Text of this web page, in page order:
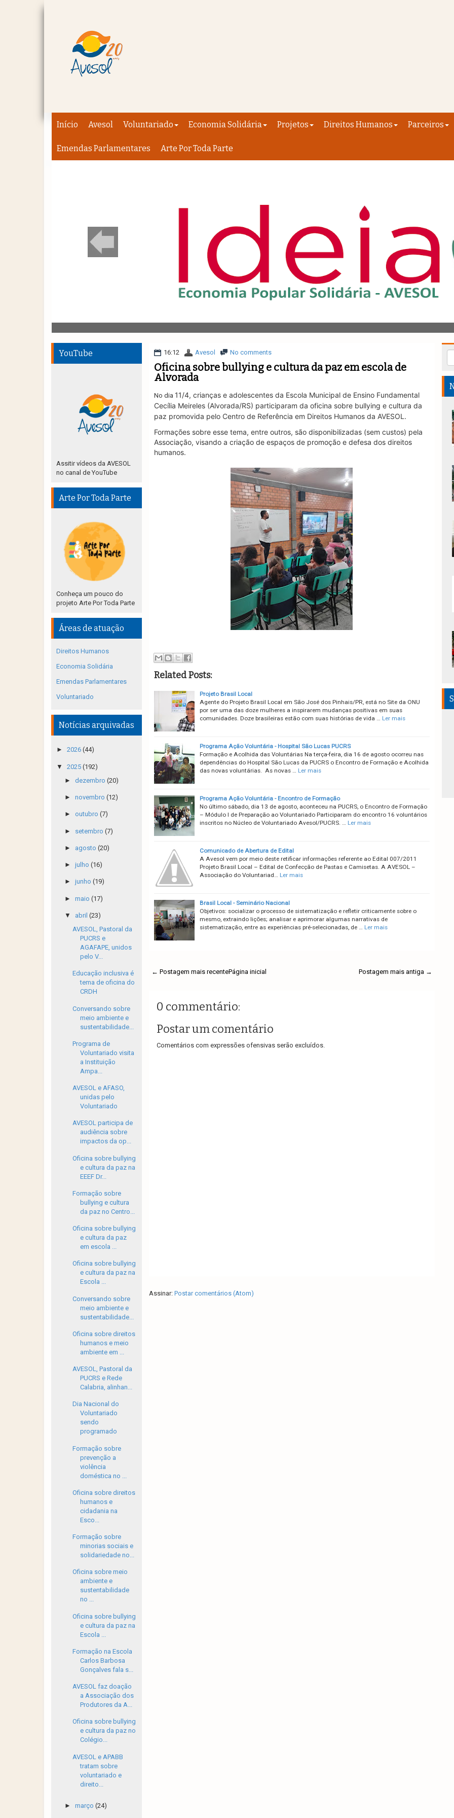
Início Avesol Voluntariado Economia Solidária Projetos Direitos Humanos Parceiros
Emendas Parlamentares Arte Por Toda Parte
16:12 Avesol No comments
Oficina sobre bullying e cultura da paz em escola de
Alvorada
No dia 11/4, crianças e adolescentes da Escola Municipal de Ensino Fundamental
Cecília Meireles (Alvorada/RS) participaram da oficina sobre bullying e cultura da
paz promovida pelo Centro de Referência em Direitos Humanos da AVESOL.
Formações sobre esse tema, entre outros, são disponibilizadas (sem custos) pela
Associação, visando a criação de espaços de promoção e defesa dos direitos
humanos.
Related Posts:
Projeto Brasil Local
Agente do Projeto Brasil Local em São José dos Pinhais/PR, está no Site da ONU
por ser uma das doze mulheres a inspirarem mudanças positivas em suas
comunidades. Doze brasileiras estão com suas histórias de vida …
Ler mais
Programa Ação Voluntária - Hospital São Lucas PUCRS
Formação e Acolhida das Voluntárias Na terça-feira, dia 16 de agosto ocorreu nas
dependências do Hospital São Lucas da PUCRS o Encontro de Formação e Acolhida
das novas voluntárias. As novas …
Ler mais
Programa Ação Voluntária - Encontro de Formação
No último sábado, dia 13 de agosto, aconteceu na PUCRS, o Encontro de Formação
– Módulo I de Preparação ao Voluntariado Participaram do encontro 16 voluntários
inscritos no Núcleo de Voluntariado Avesol/PUCRS. …
Ler mais
Comunicado de Abertura de Edital
A Avesol vem por meio deste retificar informações referente ao Edital 007/2011
Projeto Brasil Local – Edital de Confecção de Pastas e Camisetas. A AVESOL –
Associação do Voluntariad…
Ler mais
Brasil Local - Seminário Nacional
Objetivos: socializar o processo de sistematização e refletir criticamente sobre o
mesmo, extraindo lições; analisar e aprimorar algumas narrativas de
sistematização, entre as experiências pré-selecionadas, de …
Ler mais
← Postagem mais recente Postagem mais antiga →
Página inicial
0 commentário:
Postar um comentário
Comentários com expressões ofensivas serão excluídos.
Assinar: Postar comentários (Atom)
YouTube
Assitir vídeos da AVESOL
no canal de YouTube
Arte Por Toda Parte
Conheça um pouco do
projeto Arte Por Toda Parte
Áreas de atuação
Direitos Humanos
Economia Solidária
Emendas Parlamentares
Voluntariado
Notícias arquivadas
► 2026 (44)
▼ 2025 (192)
► dezembro (20)
► novembro (12)
► outubro (7)
► setembro (7)
► agosto (20)
► julho (16)
► junho (19)
► maio (17)
▼ abril (23)
AVESOL, Pastoral da
PUCRS e
AGAFAPE, unidos
pelo V...
Educação inclusiva é
tema de oficina do
CRDH
Conversando sobre
meio ambiente e
sustentabilidade...
Programa de
Voluntariado visita
a Instituição
Ampa...
AVESOL e AFASO,
unidas pelo
Voluntariado
AVESOL participa de
audiência sobre
impactos da op...
Oficina sobre bullying
e cultura da paz na
EEEF Dr...
Formação sobre
bullying e cultura
da paz no Centro...
Oficina sobre bullying
e cultura da paz
em escola ...
Oficina sobre bullying
e cultura da paz na
Escola ...
Conversando sobre
meio ambiente e
sustentabilidade...
Oficina sobre direitos
humanos e meio
ambiente em ...
AVESOL, Pastoral da
PUCRS e Rede
Calabria, alinhan...
Dia Nacional do
Voluntariado
sendo
programado
Formação sobre
prevenção a
violência
doméstica no ...
Oficina sobre direitos
humanos e
cidadania na
Esco...
Formação sobre
minorias sociais e
solidariedade no...
Oficina sobre meio
ambiente e
sustentabilidade
no ...
Oficina sobre bullying
e cultura da paz na
Escola ...
Formação na Escola
Carlos Barbosa
Gonçalves fala s...
AVESOL faz doação
a Associação dos
Produtores da A...
Oficina sobre bullying
e cultura da paz no
Colégio...
AVESOL e APABB
tratam sobre
voluntariado e
direito...
► março (24)